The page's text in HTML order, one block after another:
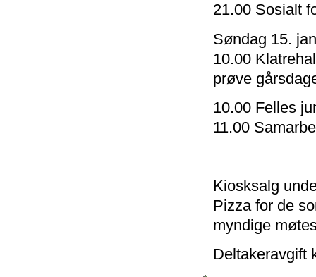
21.00 Sosialt
Søndag 15.
10.00
prøve
10.00 Felles
11.00
Kiosksalg
Pizza for de
myndige
Deltakeravgift